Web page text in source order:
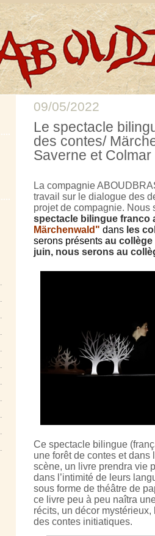
09/05/2022
Le spectacle
des contes/
Saverne et
La compagnie
travail sur le dialogue des
projet de compagnie.
spectacle bilingue franco
Märchenwald" dans les
serons présents au collège
juin, nous serons au
Ce spectacle bilingue
une forêt de contes et dans
scène, un livre prendra vie
dans l’intimité de leurs
sous forme de théâtre de
ce livre peu à peu naîtra
récits, un décor
des contes initiatiques.